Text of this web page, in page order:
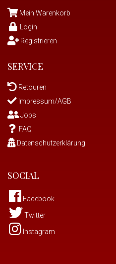
Mein Warenkorb
Login
Registrieren
SERVICE
Retouren
Impressum/AGB
Jobs
FAQ
Datenschutzerklärung
SOCIAL
Facebook
Twitter
Instagram